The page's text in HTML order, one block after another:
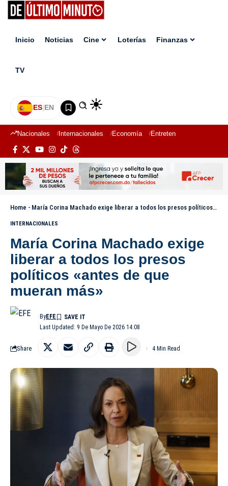
Inicio Noticias Cine Loterías Finanzas
TV
ES|EN
Nacionales Internacionales Economía Entretenimiento
Home - María Corina Machado exige liberar a todos los presos políticos «antes de que mueran más»
INTERNACIONALES
María Corina Machado exige
liberar a todos los presos
políticos «antes de que
mueran más»
Last Updated: 9 De Mayo De 2026 14:08
ByEFE
Share 4 Min Read